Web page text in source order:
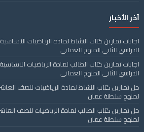
آخر الأخبار
اجابات تمارين كتاب النشاط لمادة الرياضيات
الدراسي الثاني المنهج العماني
اجابات تمارين كتاب الطالب لمادة الرياضيات
الدراسي الثاني المنهج العماني
حل تمارين كتاب النشاط لمادة الرياضيات للصف
لمنهج سلطنة عمان
حل تمارين كتاب الطالب لمادة الرياضيات للصف
لمنهج سلطنة عمان